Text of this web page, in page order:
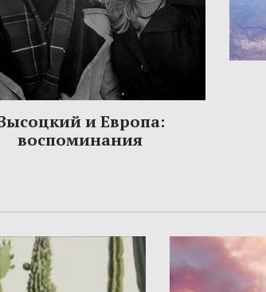
и Европа:
воспоминания